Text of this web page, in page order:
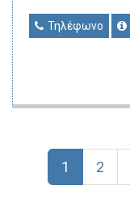
Τηλέφωνο
1 2